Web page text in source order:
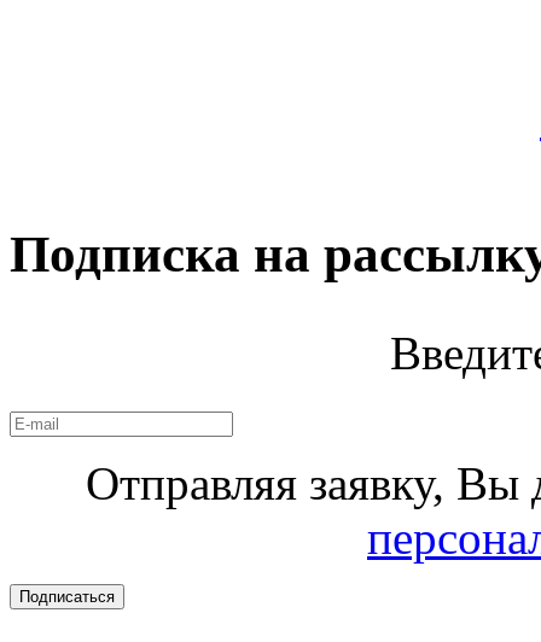
Подписка на
Отправляя заявку, Вы
Подписаться